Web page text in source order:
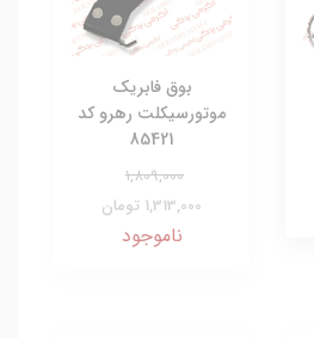
بوق فابریک
موتورسیکلت رهرو کد
85421
1,809,000
1,313,000 تومان
ناموجود